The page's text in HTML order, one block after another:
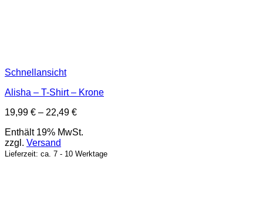
Schnellansicht
Alisha – T-Shirt – Krone
19,99 € – 22,49 €Preisspanne:
bis
Enthält 19% MwSt.
zzgl. Versand
Lieferzeit: ca. 7 - 10 Werktage